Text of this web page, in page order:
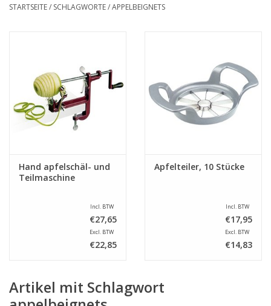
Aktionen
STARTSEITE/ SCHLAGWORTE/APPELBEIGNETS
Hand apfelschäl- und
Teilmaschine
Incl. BTW
€27,65
Excl. BTW
€22,85
Apfelteiler, 10 Stücke
Incl. BTW
€17,95
Excl. BTW
€14,83
Artikel mit Schlagwort